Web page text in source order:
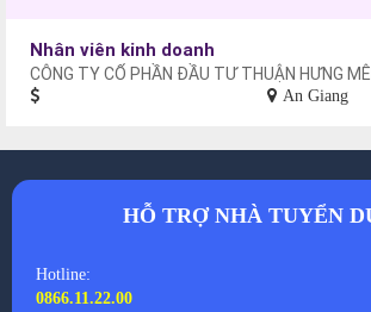
Nhân viên kinh doanh
CÔNG TY CỔ PHẦN ĐẦU TƯ THUẬN HƯNG
An Giang
HỖ TRỢ NHÀ TUYỂN
Hotline:
0866.11.22.00